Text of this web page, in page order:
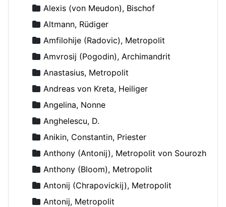
Alexis (von Meudon), Bischof
Altmann, Rüdiger
Amfilohije (Radovic), Metropolit
Amvrosij (Pogodin), Archimandrit
Anastasius, Metropolit
Andreas von Kreta, Heiliger
Angelina, Nonne
Anghelescu, D.
Anikin, Constantin, Priester
Anthony (Antonij), Metropolit von Sourozh
Anthony (Bloom), Metropolit
Antonij (Chrapovickij), Metropolit
Antonij, Metropolit